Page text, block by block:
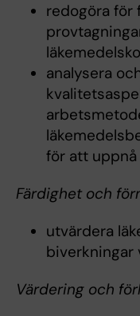
redogöra för
analysera
för att
Färdighet och
utvärdera
biverkningar
Värdering och